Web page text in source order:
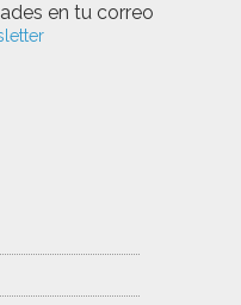
en tu correo